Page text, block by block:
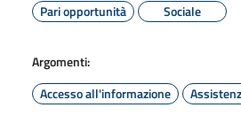
Pari opportunità
Sociale
Argomenti:
Accesso all'informazione